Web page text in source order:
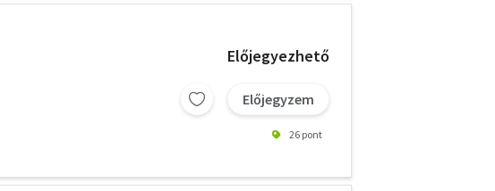
Előjegyezhető
Előjegyzem
26 pont